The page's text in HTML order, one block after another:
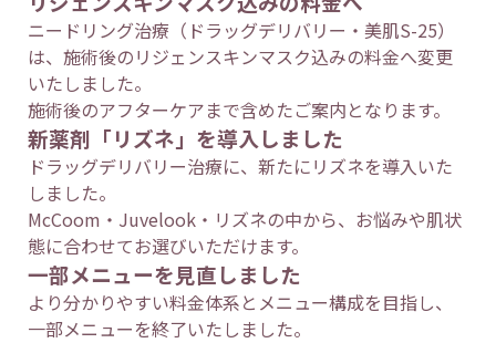
ニードリング治療（ドラッグデリバリー・美肌S-25）
は、施術後のリジェンスキンマスク込みの料金へ変更
いたしました。
施術後のアフターケアまで含めたご案内となります。
新薬剤「リズネ」を導入しました
ドラッグデリバリー治療に、新たにリズネを導入いた
しました。
McCoom・Juvelook・リズネの中から、お悩みや肌状
態に合わせてお選びいただけます。
一部メニューを見直しました
より分かりやすい料金体系とメニュー構成を目指し、
一部メニューを終了いたしました。